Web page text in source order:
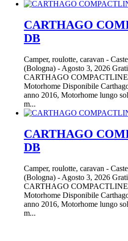
CARTHAGO
DB
Camper, roulotte, caravan -
(Bologna) - Agosto 3, 2026
CARTHAGO COMPACTLINE
Motorhome Disponibile
anno 2016, Motorhome lungo
m...
CARTHAGO
DB
Camper, roulotte, caravan -
(Bologna) - Agosto 3, 2026
CARTHAGO COMPACTLINE
Motorhome Disponibile
anno 2016, Motorhome lungo
m...